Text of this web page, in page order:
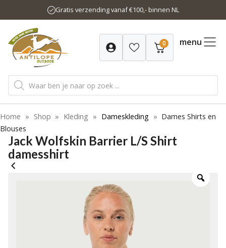
naar
inhoud
Gratis verzending vanaf €100,- binnen NL
0 menu
Producten
zoeken
Home » Shop » Kleding » Dameskleding » Dames Shirts en
Blouses
Jack Wolfskin Barrier L/S Shirt
damesshirt